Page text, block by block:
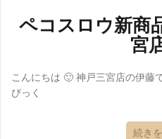
ペコスロウ新商
宮
こんにちは 🙂 神戸三宮店の伊藤
びっく
続き